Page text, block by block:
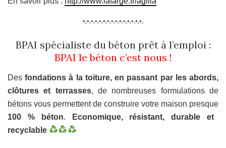
*-*-*-*-*-*-*-*-*-*-*-*-*-*-*-
BPAI spécialiste du béton prêt à l’emploi :
BPAI le béton c’est nous !
Desfondations à la toiture, en passant par les abords,
clôtures et terrasses, de nombreuses formulations de
bétons vous permettent de construire votre maison presque
100 % béton.
Economique, résistant, durable et
recyclable